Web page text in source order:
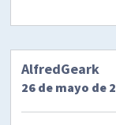
AlfredGeark
26 de mayo de